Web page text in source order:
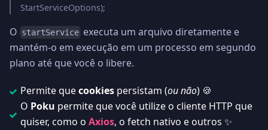
StartServiceOptions);
O startService executa um arquivo diretamente e
mantém-o em execução em um processo em segundo
plano até que você o libere.
Permite quecookies persistam (ou não) 🍪
O Poku permite que você utilize o cliente HTTP que
quiser, como o Axios, o fetch nativo e outros ✨